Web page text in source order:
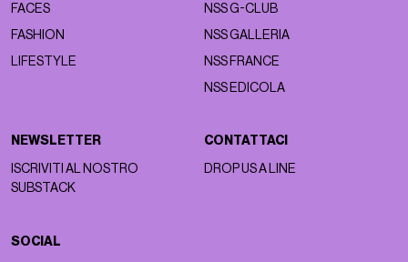
FACES
FASHION
LIFESTYLE
NSS G-CLUB
NSS GALLERIA
NSS FRANCE
NSS EDICOLA
NEWSLETTER
ISCRIVITI AL NOSTRO
SUBSTACK
CONTATTACI
DROP US A LINE
SOCIAL